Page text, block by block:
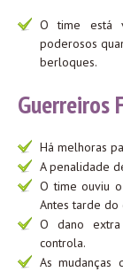
O time está
poderosos
berloques.
Guerreiros
Há melhoras
A penalidade
O time ouviu o
Antes tarde do
O dano
controla.
As mudanças